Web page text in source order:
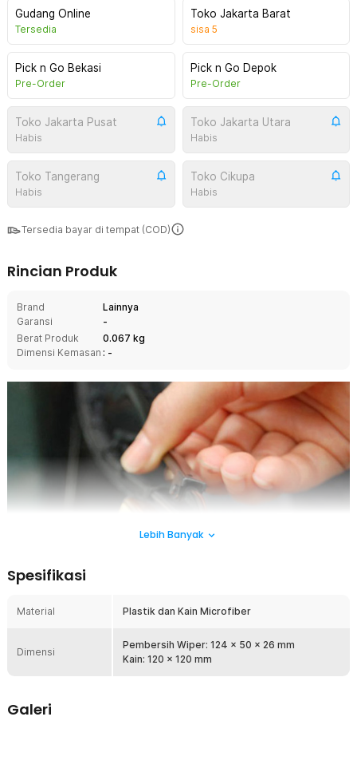
Gudang Online
Tersedia
Toko Jakarta Barat
sisa 5
Pick n Go Bekasi
Pre-Order
Pick n Go Depok
Pre-Order
Toko Jakarta Pusat
Habis
Toko Jakarta Utara
Habis
Toko Tangerang
Habis
Toko Cikupa
Habis
Tersedia bayar di tempat (COD)
Rincian Produk
Brand
Lainnya
Garansi
-
Berat Produk
0.067 kg
Dimensi Kemasan : -
Lebih Banyak
Spesifikasi
Material Plastik dan Kain Microfiber
Dimensi
Pembersih Wiper: 124 x 50 x 26 mm
Kain: 120 x 120 mm
Galeri